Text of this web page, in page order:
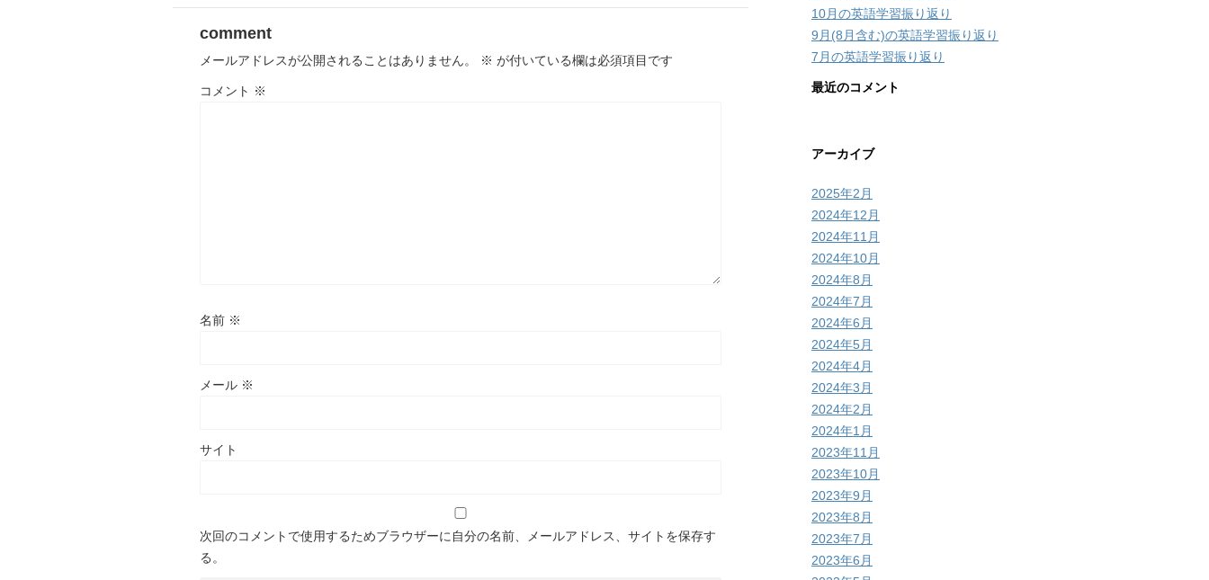
comment
メールアドレスが公開されることはありません。 ※ が付いている欄は必須項目です
コメント ※
名前 ※
メール ※
サイト
次回のコメントで使用するためブラウザーに自分の名前、メールアドレス、サイトを保存す
る。
10月の英語学習振り返り
9月(8月含む)の英語学習振り返り
7月の英語学習振り返り
最近のコメント
アーカイブ
2025年2月
2024年12月
2024年11月
2024年10月
2024年8月
2024年7月
2024年6月
2024年5月
2024年4月
2024年3月
2024年2月
2024年1月
2023年11月
2023年10月
2023年9月
2023年8月
2023年7月
2023年6月